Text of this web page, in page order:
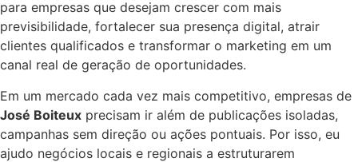
para empresas que desejam crescer com mais
previsibilidade, fortalecer sua presença digital, atrair
clientes qualificados e transformar o marketing em um
canal real de geração de oportunidades.
Em um mercado cada vez mais competitivo, empresas de
José Boiteux precisam ir além de publicações isoladas,
campanhas sem direção ou ações pontuais. Por isso, eu
ajudo negócios locais e regionais a estruturarem